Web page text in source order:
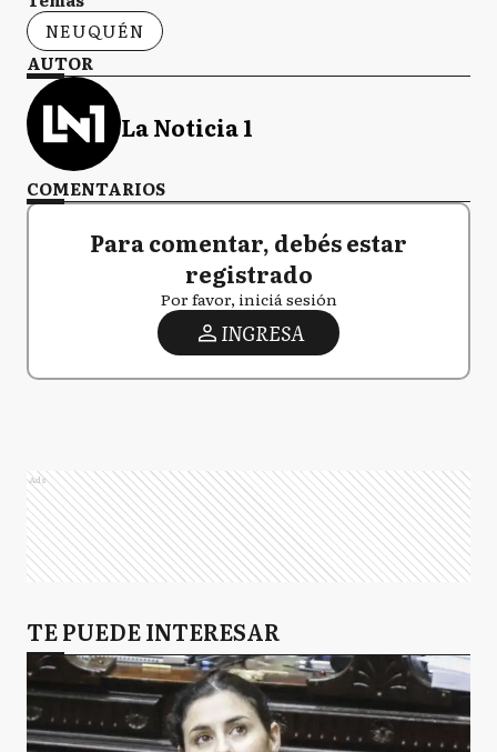
NEUQUÉN
AUTOR
La Noticia 1
COMENTARIOS
Para comentar, debés estar
registrado
Por favor, iniciá sesión
INGRESA
Ads
TE PUEDE INTERESAR